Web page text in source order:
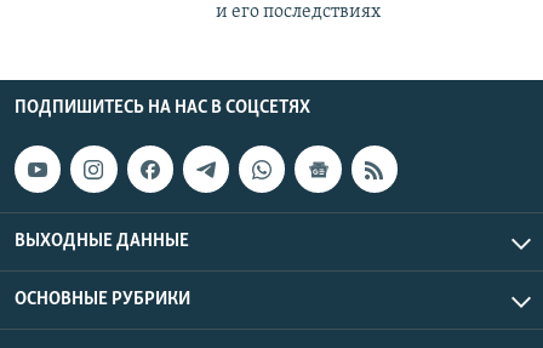
и его последствиях
ПОДПИШИТЕСЬ НА НАС В СОЦСЕТЯХ
ВЫХОДНЫЕ ДАННЫЕ
ОСНОВНЫЕ РУБРИКИ